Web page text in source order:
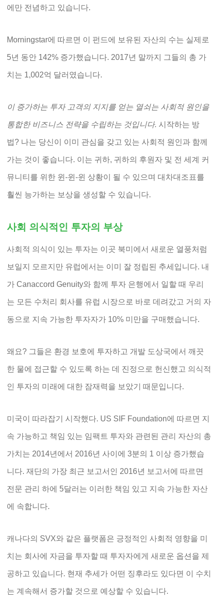
에만 전념하고 있습니다.
Morningstar에 따르면 이 펀드에 보유된 자산의 수는 실제로
5년 동안 142% 증가했습니다. 2017년 말까지 그들의 총 가
치는 1,002억 달러였습니다.
이 증가하는 투자 고객의 지지를 얻는 열쇠는 사회적 원인을
통합한 비즈니스 전략을 수립하는 것입니다. 시작하는 방
법? 나는 당신이 이미 관심을 갖고 있는 사회적 원인과 함께
가는 것이 좋습니다. 이는 귀하, 귀하의 후원자 및 전 세계 커
뮤니티를 위한 윈-윈-윈 상황이 될 수 있으며 대차대조표를
훨씬 능가하는 보상을 생성할 수 있습니다.
사회 의식적인 투자의 부상
사회적 의식이 있는 투자는 이곳 북미에서 새로운 열풍처럼
보일지 모르지만 유럽에서는 이미 잘 정립된 추세입니다. 내
가 Canaccord Genuity와 함께 투자 은행에서 일할 때 우리
는 모든 수처리 회사를 유럽 시장으로 바로 데려갔고 거의 자
동으로 지속 가능한 투자자가 10% 미만을 구매했습니다.
왜요? 그들은 환경 보호에 투자하고 개발 도상국에서 깨끗
한 물에 접근할 수 있도록 하는 데 진정으로 헌신했고 의식적
인 투자의 미래에 대한 잠재력을 보았기 때문입니다.
미국이 따라잡기 시작했다. US SIF Foundation에 따르면 지
속 가능하고 책임 있는 임팩트 투자와 관련된 관리 자산의 총
가치는 2014년에서 2016년 사이에 3분의 1 이상 증가했습
니다. 재단의 가장 최근 보고서인 2016년 보고서에 따르면
전문 관리 하에 5달러는 이러한 책임 있고 지속 가능한 자산
에 속합니다.
캐나다의 SVX와 같은 플랫폼은 긍정적인 사회적 영향을 미
치는 회사에 자금을 투자할 때 투자자에게 새로운 옵션을 제
공하고 있습니다. 현재 추세가 어떤 징후라도 있다면 이 수치
는 계속해서 증가할 것으로 예상할 수 있습니다.